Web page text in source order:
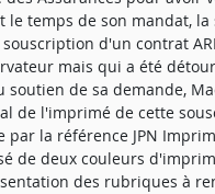
le temps de son mandat, la
souscription d'un contrat
mais qui a été
soutien de sa demande,
de l'imprimé de cette
par la référence JPN
de deux couleurs
des rubriques à